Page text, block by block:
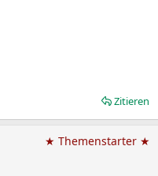
Zitieren
★ Themenstarter ★